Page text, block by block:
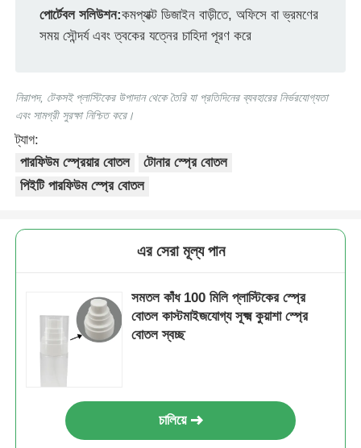
কারখানা ভ্রমণ
মান নিয়ন্ত্রণ
আমাদের সাথে যোগাযোগ করুন
উদ্ধৃতির জন্য আবেদন
কসমেটিক লশনের বোতল
কসমেটিক ড্রিপার বোতল
কসমেটিক রোলার বোতল
পোর্টেবল সলিউশন:কমপ্যাক্ট ডিজাইন বাড়ীতে, অফিসে বা ভ্রমণের
সময় সৌন্দর্য এবং ত্বকের যত্নের চাহিদা পূরণ করে
নিরাপদ, টেকসই প্লাস্টিকের উপাদান থেকে তৈরি যা প্রতিদিনের ব্যবহারের নির্ভরযোগ্যতা
এবং সামগ্রী সুরক্ষা নিশ্চিত করে।
ট্যাগ:
পারফিউম স্প্রেয়ার বোতল
টোনার স্প্রে বোতল
পিইটি পারফিউম স্প্রে বোতল
এর সেরা মূল্য পান
সমতল কাঁধ 100 মিলি প্লাস্টিকের স্প্রে
বোতল কাস্টমাইজযোগ্য সূক্ষ্ম কুয়াশা স্প্রে
বোতল স্বচ্ছ
চালিয়ে